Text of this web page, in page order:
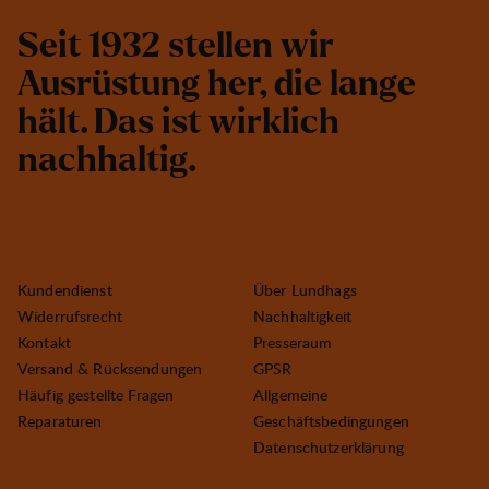
Seit 1932 stellen wir
Ausrüstung her, die lange
hält. Das ist wirklich
nachhaltig.
Kundendienst
Widerrufsrecht
Kontakt
Versand & Rücksendungen
Häufig gestellte Fragen
Reparaturen
Über Lundhags
Nachhaltigkeit
Presseraum
GPSR
Allgemeine
Geschäftsbedingungen
Datenschutzerklärung